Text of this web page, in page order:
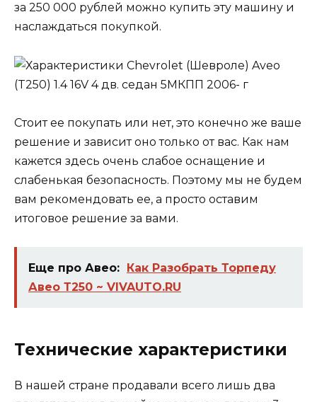
за 250 000 рублей можно купить эту машину и
наслаждаться покупкой.
Стоит ее покупать или нет, это конечно же ваше
решение и зависит оно только от вас. Как нам
кажется здесь очень слабое оснащение и
слабенькая безопасность. Поэтому мы не будем
вам рекомендовать ее, а просто оставим
итоговое решение за вами.
Еще про Авео: Как Разобрать Торпеду
Авео Т250 ~ VIVAUTO.RU
Технические характеристики
В нашей стране продавали всего лишь два